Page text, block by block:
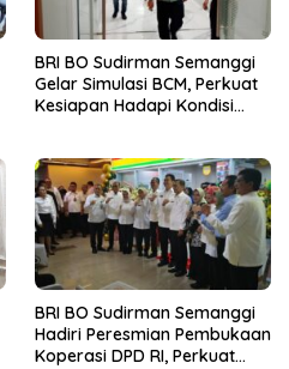
BRI BO Sudirman Semanggi
Gelar Simulasi BCM, Perkuat
Kesiapan Hadapi Kondisi
BRI BO Sudirman Semanggi
Hadiri Peresmian Pembukaan
Koperasi DPD RI, Perkuat